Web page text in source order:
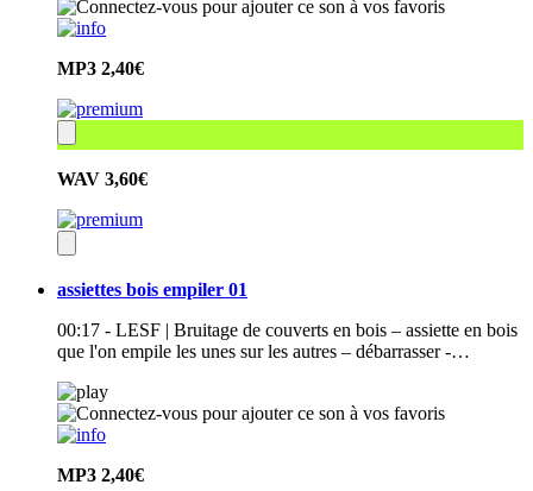
MP3 2,40€
WAV 3,60€
assiettes bois empiler 01
00:17 - LESF | Bruitage de couverts en bois – assiette en bois
que l'on empile les unes sur les autres – débarrasser -…
MP3 2,40€